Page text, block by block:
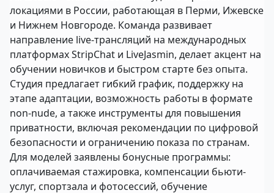
локациями в России, работающая в Перми, Ижевске
и Нижнем Новгороде. Команда развивает
направление live-трансляций на международных
платформах StripChat и LiveJasmin, делает акцент на
обучении новичков и быстром старте без опыта.
Студия предлагает гибкий график, поддержку на
этапе адаптации, возможность работы в формате
non-nude, а также инструменты для повышения
приватности, включая рекомендации по цифровой
безопасности и ограничению показа по странам.
Для моделей заявлены бонусные программы:
оплачиваемая стажировка, компенсации бьюти-
услуг, спортзала и фотосессий, обучение